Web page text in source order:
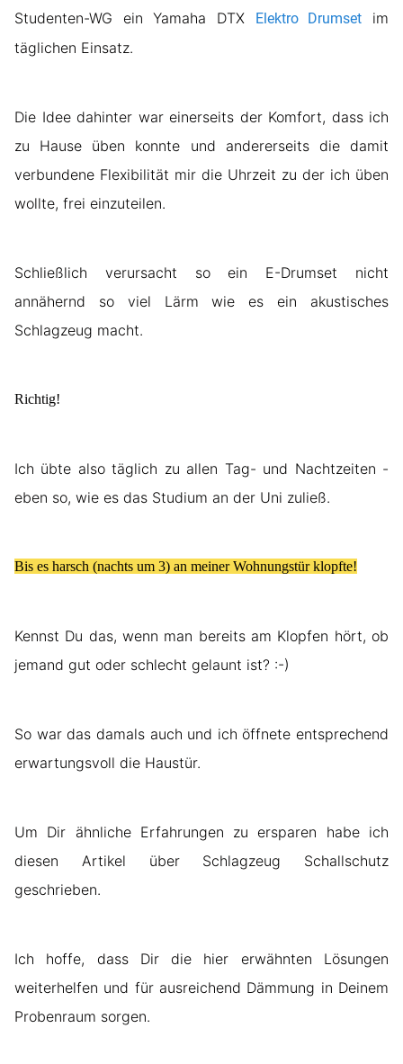
Studenten-WG ein Yamaha DTX
Elektro Drumset im
täglichen Einsatz.
Die Idee dahinter war einerseits der Komfort, dass ich
zu Hause üben konnte und andererseits die damit
verbundene Flexibilität mir die Uhrzeit zu der ich üben
wollte, frei einzuteilen.
Schließlich verursacht so ein E-Drumset nicht
annähernd so viel Lärm wie es ein akustisches
Schlagzeug macht.
Richtig!
Ich übte also täglich zu allen Tag- und Nachtzeiten -
eben so, wie es das Studium an der Uni zuließ.
Bis es harsch (nachts um 3) an meiner Wohnungstür klopfte!
Kennst Du das, wenn man bereits am Klopfen hört, ob
jemand gut oder schlecht gelaunt ist? :-)
So war das damals auch und ich öffnete entsprechend
erwartungsvoll die Haustür.
Um Dir ähnliche Erfahrungen zu ersparen habe ich
diesen Artikel über Schlagzeug Schallschutz
geschrieben.
Ich hoffe, dass Dir die hier erwähnten Lösungen
weiterhelfen und für ausreichend Dämmung in Deinem
Probenraum sorgen.